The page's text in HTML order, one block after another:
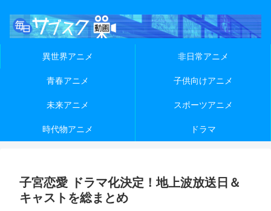
異世界アニメ 非日常アニメ
青春アニメ 子供向けアニメ
未来アニメ スポーツアニメ
時代物アニメ ドラマ
子宮恋愛 ドラマ化決定！地上波放送日＆
キャストを総まとめ